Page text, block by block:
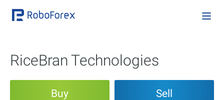
RiceBran Technologies
Buy Sell